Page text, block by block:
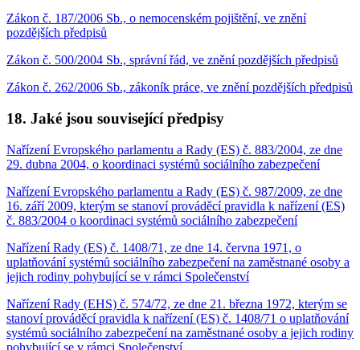
Zákon č. 187/2006 Sb., o nemocenském pojištění, ve znění
pozdějších předpisů
Zákon č. 500/2004 Sb., správní řád, ve znění pozdějších předpisů
Zákon č. 262/2006 Sb., zákoník práce, ve znění pozdějších předpisů
18. Jaké jsou související předpisy
Nařízení Evropského parlamentu a Rady (ES) č. 883/2004, ze dne
29. dubna 2004, o koordinaci systémů sociálního zabezpečení
Nařízení Evropského parlamentu a Rady (ES) č. 987/2009, ze dne
16. září 2009, kterým se stanoví prováděcí pravidla k nařízení (ES)
č. 883/2004 o koordinaci systémů sociálního zabezpečení
Nařízení Rady (ES) č. 1408/71, ze dne 14. června 1971, o
uplatňování systémů sociálního zabezpečení na zaměstnané osoby a
jejich rodiny pohybující se v rámci Společenství
Nařízení Rady (EHS) č. 574/72, ze dne 21. března 1972, kterým se
stanoví prováděcí pravidla k nařízení (ES) č. 1408/71 o uplatňování
systémů sociálního zabezpečení na zaměstnané osoby a jejich rodiny
pohybující se v rámci Společenství